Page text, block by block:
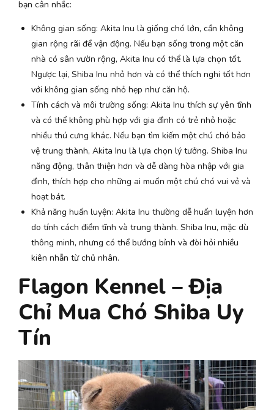
bạn cân nhắc:
Không gian sống: Akita Inu là giống chó lớn, cần không
gian rộng rãi để vận động. Nếu bạn sống trong một căn
nhà có sân vườn rộng, Akita Inu có thể là lựa chọn tốt.
Ngược lại, Shiba Inu nhỏ hơn và có thể thích nghi tốt hơn
với không gian sống nhỏ hẹp như căn hộ.
Tính cách và môi trường sống: Akita Inu thích sự yên tĩnh
và có thể không phù hợp với gia đình có trẻ nhỏ hoặc
nhiều thú cưng khác. Nếu bạn tìm kiếm một chú chó bảo
vệ trung thành, Akita Inu là lựa chọn lý tưởng. Shiba Inu
năng động, thân thiện hơn và dễ dàng hòa nhập với gia
đình, thích hợp cho những ai muốn một chú chó vui vẻ và
hoạt bát.
Khả năng huấn luyện: Akita Inu thường dễ huấn luyện hơn
do tính cách điềm tĩnh và trung thành. Shiba Inu, mặc dù
thông minh, nhưng có thể bướng bỉnh và đòi hỏi nhiều
kiên nhẫn từ chủ nhân.
Flagon Kennel – Địa
Chỉ Mua Chó Shiba Uy
Tín